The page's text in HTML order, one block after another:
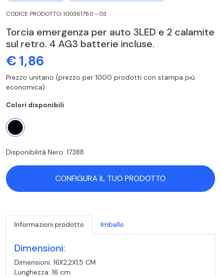
CODICE PRODOTTO: 100361780 - 03
Torcia emergenza per auto 3LED e 2 calamite
sul retro. 4 AG3 batterie incluse.
€ 1,86
Prezzo unitario (prezzo per 1000 prodotti con stampa più
economica)
Colori disponibili
Disponibilità Nero: 17388
CONFIGURA IL TUO PRODOTTO
Informazioni prodotto Imballo
Dimensioni:
Dimensioni: 16X2,2X1,5 CM
Lunghezza: 16 cm